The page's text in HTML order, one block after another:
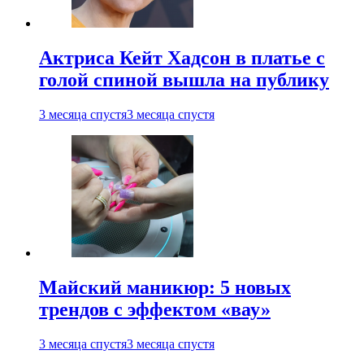
Актриса Кейт Хадсон в платье с
голой спиной вышла на публику
3 месяца спустя3 месяца спустя
Майский маникюр: 5 новых
трендов с эффектом «вау»
3 месяца спустя3 месяца спустя